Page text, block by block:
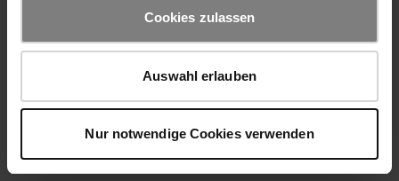
Cookies zulassen
Auswahl erlauben
Nur notwendige Cookies verwenden